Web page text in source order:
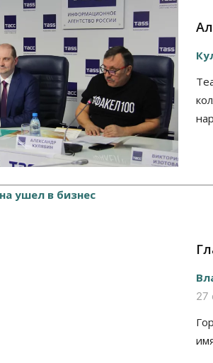
27